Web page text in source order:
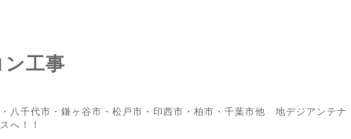
工事
八千代市・鎌ヶ谷市・松戸市・印西市・柏市・千葉市他 地デジアンテナ
へ！！